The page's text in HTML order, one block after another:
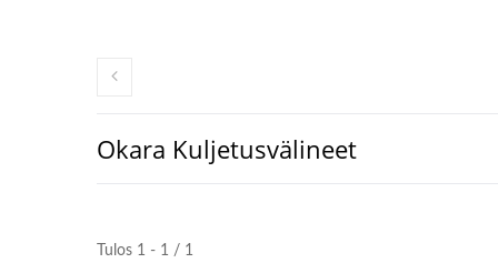
Okara Kuljetusvälineet
Tulos 1 - 1 / 1